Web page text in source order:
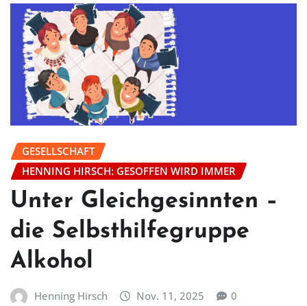
GESELLSCHAFT
HENNING HIRSCH: GESOFFEN WIRD IMMER
Unter Gleichgesinnten –
die Selbsthilfegruppe
Alkohol
Henning Hirsch Nov. 11, 2025 0